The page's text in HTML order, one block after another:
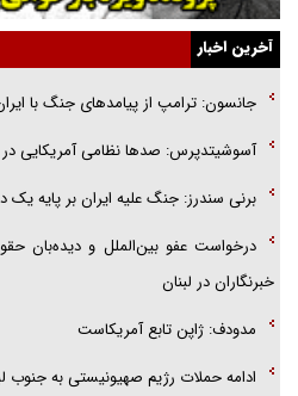
جزئیات شکنجه‌هایم فراتر از آن است که در
گزارش
آخرین اخبار
جانسون: ترامپ از پیامد‌های جنگ با
آسوشیتدپرس: صد‌ها نظامی آمریکایی
برنی سندرز: جنگ علیه ایران بر پایه یک
درخواست عفو بین‌الملل و دیده‌بان
خبرنگاران در لبنان
مدودف: ژاپن تابع آمریکاست
ادامه حملات رژیم صهیونیستی به جنوب